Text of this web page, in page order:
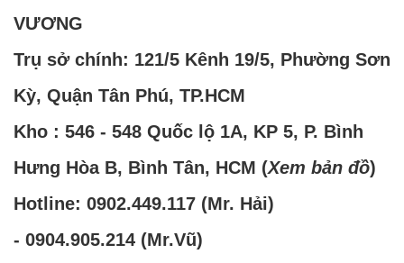
VƯƠNG
Trụ sở chính: 121/5 Kênh 19/5, Phường Sơn
Kỳ, Quận Tân Phú, TP.HCM
Kho : 546 - 548 Quốc lộ 1A, KP 5, P. Bình
Hưng Hòa B, Bình Tân, HCM (Xem bản đồ)
Hotline: 0902.449.117 (Mr. Hải)
- 0904.905.214 (Mr.Vũ)